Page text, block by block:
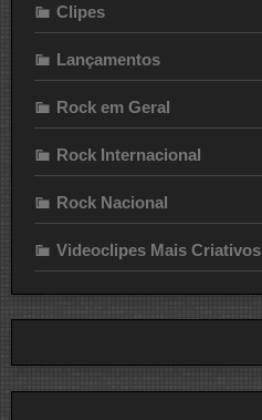
Clipes
Lançamentos
Rock em Geral
Rock Internacional
Rock Nacional
Videoclipes Mais Criativos